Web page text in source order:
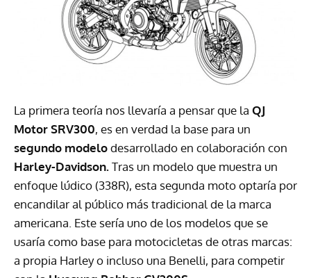
La primera teoría nos llevaría a pensar que la QJ
Motor SRV300, es en verdad la base para un
segundo modelodesarrollado en colaboración con
Harley-Davidson.Tras un modelo que muestra un
enfoque lúdico (338R), esta segunda moto optaría por
encandilar al público más tradicional de la marca
americana. Este sería uno de los modelos que se
usaría como base para motocicletas de otras marcas:
a propia Harley o incluso una Benelli, para competir